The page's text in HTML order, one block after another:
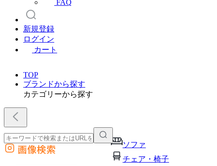
FAQ
新規登録
ログイン
カート
TOP
ブランドから探す
カテゴリーから探す
ソファ
チェア・椅子
外部サイトの商品をカートに追加
他のサイトで見つけた商品ページのURLを貼り付けて、カートに追加できます
画像検索